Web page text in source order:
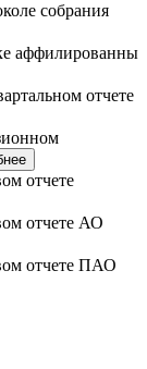
собрания
аффилированны
отчете
отчете
отчете АО
отчете ПАО